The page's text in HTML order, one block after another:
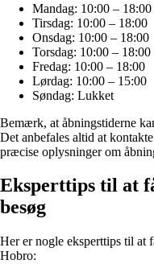
Mandag: 10:00 – 18:00
Tirsdag: 10:00 – 18:00
Onsdag: 10:00 – 18:00
Torsdag: 10:00 – 18:00
Fredag: 10:00 – 18:00
Lørdag: 10:00 – 15:00
Søndag: Lukket
Bemærk, at åbningstiderne
Det anbefales altid at
præcise oplysninger om
Eksperttips til at
besøg
Her er nogle eksperttips til at
Hobro: